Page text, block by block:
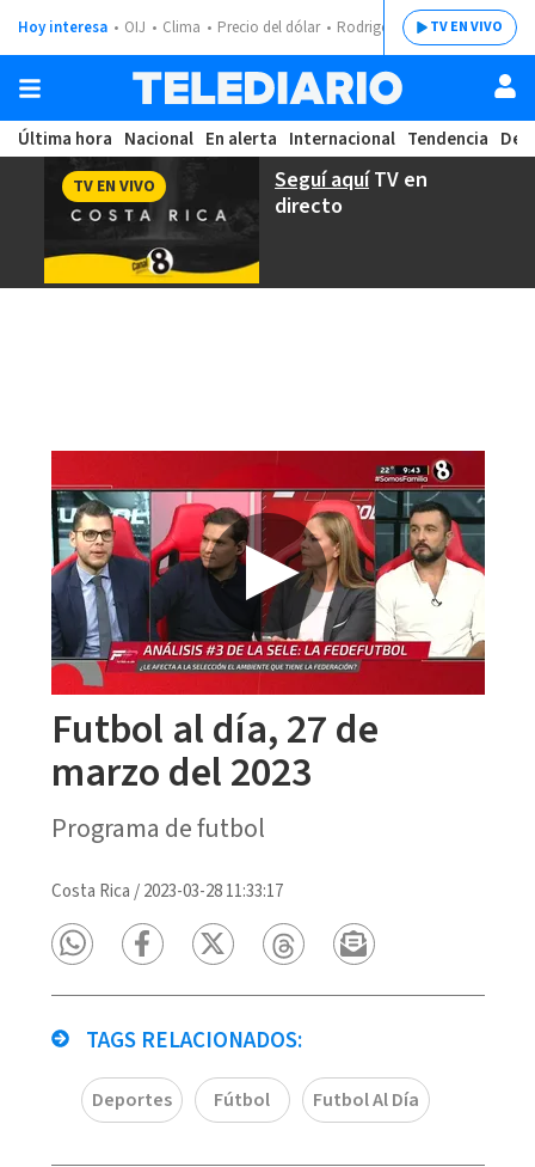
Hoy interesa OIJ Clima Precio del dólar Rodrigo ChavesTV EN VIVO
Última hora Nacional En alerta Internacional Tendencia
Seguí aquíTV en
directo
TV EN VIVO
Futbol al día, 27 de
marzo del 2023
Programa de futbol
Costa Rica /2023-03-28 11:33:17
TAGS RELACIONADOS:
Deportes Fútbol Futbol Al Día